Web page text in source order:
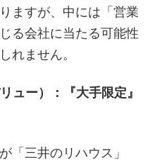
ますが、中には「営業
る会社に当たる可能性
れません。
ュー）：『大手限定』
「三井のリハウス」